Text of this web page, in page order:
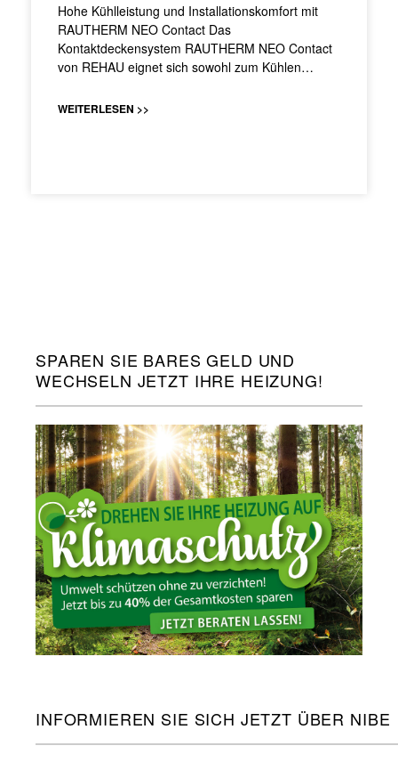
Hohe Kühlleistung und Installationskomfort mit
RAUTHERM NEO Contact Das
Kontaktdeckensystem RAUTHERM NEO Contact
von REHAU eignet sich sowohl zum Kühlen…
WEITERLESEN >>
SPAREN SIE BARES GELD UND
WECHSELN JETZT IHRE HEIZUNG!
INFORMIEREN SIE SICH JETZT ÜBER NIBE